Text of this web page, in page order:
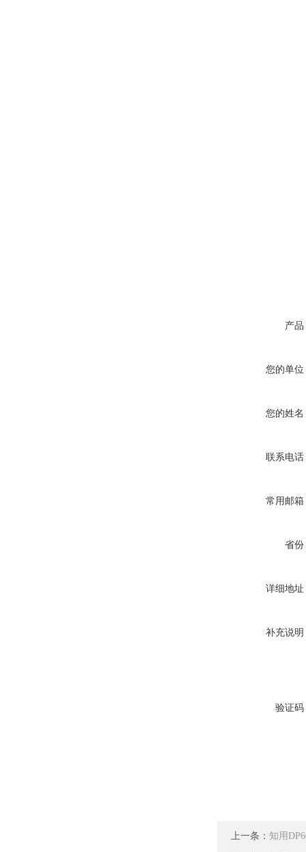
产品
您的单位
您的姓名
联系电话
常用邮箱
省份
详细地址
补充说明
验证码
上一条： 知用